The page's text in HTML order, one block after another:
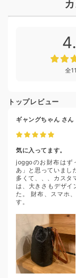
全
トップレビュー
ギャングちゃん さん
気に入ってます。
joggoのお財布はず
あ」と思っていまし
多くて、、、カスタ
は、大きさもデザイ
た。 財布、スマホ
す。